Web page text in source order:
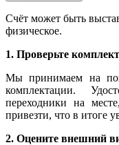
Счёт может быть
физическое.
1. Проверьте
Мы принимаем на
комплектации.
переходники на
привезти, что в итоге
2. Оцените внешний